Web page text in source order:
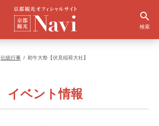
検索
伝統行事 初午大祭【伏見稲荷大社】
イベント情報